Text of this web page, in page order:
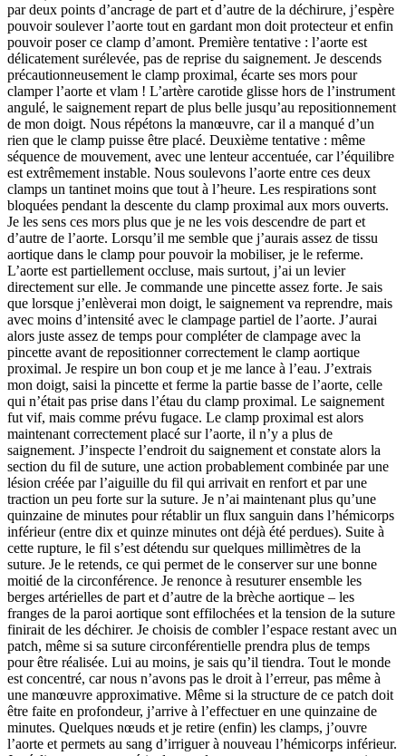
par deux points d’ancrage de part et d’autre de la déchirure, j’espère
pouvoir soulever l’aorte tout en gardant mon doit protecteur et enfin
pouvoir poser ce clamp d’amont. Première tentative : l’aorte est
délicatement surélevée, pas de reprise du saignement. Je descends
précautionneusement le clamp proximal, écarte ses mors pour
clamper l’aorte et vlam ! L’artère carotide glisse hors de l’instrument
angulé, le saignement repart de plus belle jusqu’au repositionnement
de mon doigt. Nous répétons la manœuvre, car il a manqué d’un
rien que le clamp puisse être placé. Deuxième tentative : même
séquence de mouvement, avec une lenteur accentuée, car l’équilibre
est extrêmement instable. Nous soulevons l’aorte entre ces deux
clamps un tantinet moins que tout à l’heure. Les respirations sont
bloquées pendant la descente du clamp proximal aux mors ouverts.
Je les sens ces mors plus que je ne les vois descendre de part et
d’autre de l’aorte. Lorsqu’il me semble que j’aurais assez de tissu
aortique dans le clamp pour pouvoir la mobiliser, je le referme.
L’aorte est partiellement occluse, mais surtout, j’ai un levier
directement sur elle. Je commande une pincette assez forte. Je sais
que lorsque j’enlèverai mon doigt, le saignement va reprendre, mais
avec moins d’intensité avec le clampage partiel de l’aorte. J’aurai
alors juste assez de temps pour compléter de clampage avec la
pincette avant de repositionner correctement le clamp aortique
proximal. Je respire un bon coup et je me lance à l’eau. J’extrais
mon doigt, saisi la pincette et ferme la partie basse de l’aorte, celle
qui n’était pas prise dans l’étau du clamp proximal. Le saignement
fut vif, mais comme prévu fugace. Le clamp proximal est alors
maintenant correctement placé sur l’aorte, il n’y a plus de
saignement. J’inspecte l’endroit du saignement et constate alors la
section du fil de suture, une action probablement combinée par une
lésion créée par l’aiguille du fil qui arrivait en renfort et par une
traction un peu forte sur la suture. Je n’ai maintenant plus qu’une
quinzaine de minutes pour rétablir un flux sanguin dans l’hémicorps
inférieur (entre dix et quinze minutes ont déjà été perdues). Suite à
cette rupture, le fil s’est détendu sur quelques millimètres de la
suture. Je le retends, ce qui permet de le conserver sur une bonne
moitié de la circonférence. Je renonce à resuturer ensemble les
berges artérielles de part et d’autre de la brèche aortique – les
franges de la paroi aortique sont effilochées et la tension de la suture
finirait de les déchirer. Je choisis de combler l’espace restant avec un
patch, même si sa suture circonférentielle prendra plus de temps
pour être réalisée. Lui au moins, je sais qu’il tiendra. Tout le monde
est concentré, car nous n’avons pas le droit à l’erreur, pas même à
une manœuvre approximative. Même si la structure de ce patch doit
être faite en profondeur, j’arrive à l’effectuer en une quinzaine de
minutes. Quelques nœuds et je retire (enfin) les clamps, j’ouvre
l’aorte et permets au sang d’irriguer à nouveau l’hémicorps inférieur.